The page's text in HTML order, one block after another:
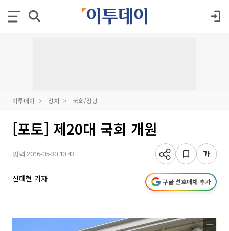
이투데이 정치 국회/정당
[포토] 제20대 국회 개원
입력 2016-05-30 10:43
신태현 기자 구글 선호매체 추가